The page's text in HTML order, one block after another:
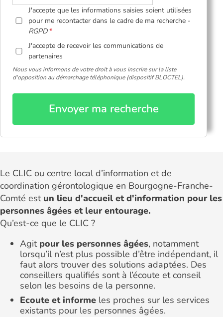
J'accepte que les informations saisies soient utilisées
pour me recontacter dans le cadre de ma recherche -
RGPD
J'accepte de recevoir les communications de
partenaires
Nous vous informons de votre droit à vous inscrire sur la liste
d'opposition au démarchage téléphonique (dispositif BLOCTEL).
Envoyer ma recherche
Le CLIC ou centre local d’information et de
coordination gérontologique en Bourgogne-Franche-
Comté est un lieu d'accueil et d'information pour les
personnes âgées et leur entourage.
Qu’est-ce que le CLIC ?
Agit pour les personnes âgées, notamment
lorsqu’il n’est plus possible d’être indépendant, il
faut alors trouver des solutions adaptées. Des
conseillers qualifiés sont à l’écoute et conseil
selon les besoins de la personne.
Ecoute et informe les proches sur les services
existants pour les personnes âgées.